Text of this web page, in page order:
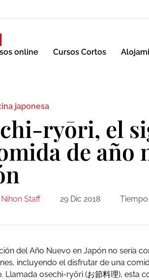
online Cursos Cortos
japonesa
ryōri, el
de año
Staff 29 Dic 2018
del Año Nuevo en Japón no sería
incluyendo el disfrutar de una
Llamada osechi-ryōri (お節料理), esta